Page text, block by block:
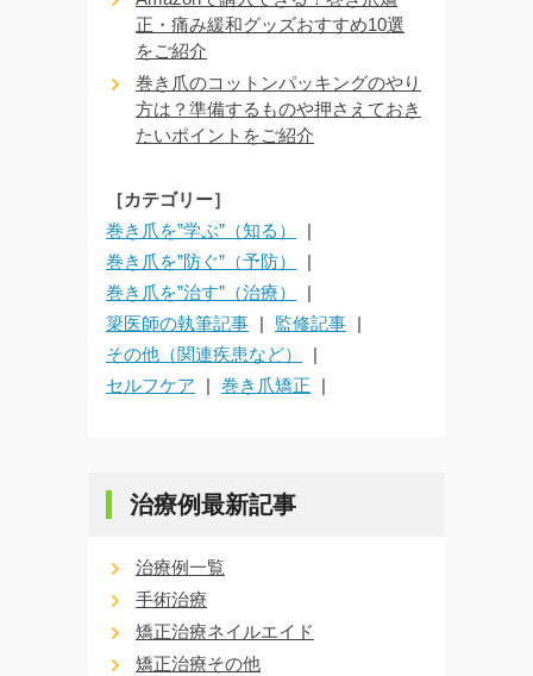
正・痛み緩和グッズおすすめ10選
をご紹介
巻き爪のコットンパッキングのやり
方は？準備するものや押さえておき
たいポイントをご紹介
［カテゴリー］
巻き爪を”学ぶ”（知る）
巻き爪を”防ぐ”（予防）
巻き爪を”治す”（治療）
簗医師の執筆記事
監修記事
その他（関連疾患など）
セルフケア
巻き爪矯正
治療例最新記事
治療例一覧
手術治療
矯正治療ネイルエイド
矯正治療その他